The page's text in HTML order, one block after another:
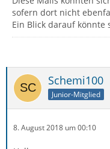
sofern dort nicht
Ein Blick darauf könnte
Schemi100
Junior-Mitglied
8. August 2018 um 00:10